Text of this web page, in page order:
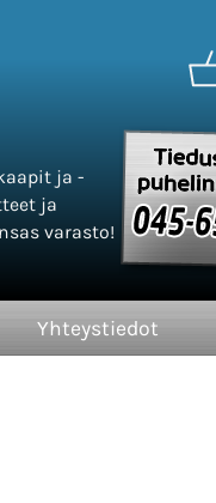
ja -
ja
varasto!
Yhteystiedot